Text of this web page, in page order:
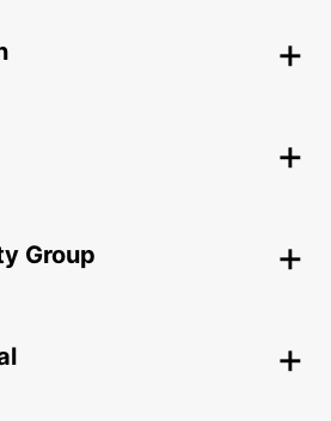
Group